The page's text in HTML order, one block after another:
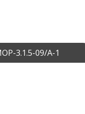
3.1.5-09/A-1